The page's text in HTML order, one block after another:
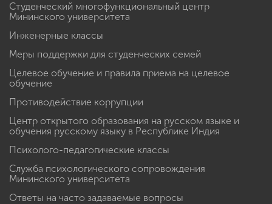
Студенческий многофункциональный центр
Мининского университета
Инженерные классы
Меры поддержки для студенческих семей
Целевое обучение и правила приема на целевое
обучение
Противодействие коррупции
Центр открытого образования на русском языке и
обучения русскому языку в Республике Индия
Психолого-педагогические классы
Служба психологического сопровождения
Мининского университета
Ответы на часто задаваемые вопросы